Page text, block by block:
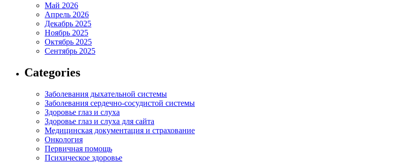
Май 2026
Апрель 2026
Декабрь 2025
Ноябрь 2025
Октябрь 2025
Сентябрь 2025
Categories
Заболевания дыхательной системы
Заболевания сердечно-сосудистой системы
Здоровье глаз и слуха
Здоровье глаз и слуха для сайта
Медицинская документация и страхование
Онкология
Первичная помощь
Психическое здоровье